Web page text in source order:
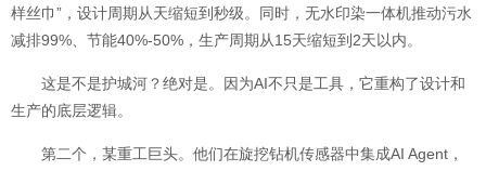
样丝巾”，设计周期从天缩短到秒级。同时，无水印染一体机推动污水
减排99%、节能40%-50%，生产周期从15天缩短到2天以内。
这是不是护城河？绝对是。因为AI不只是工具，它重构了设计和
生产的底层逻辑。
第二个，某重工巨头。他们在旋挖钻机传感器中集成AI Agent，